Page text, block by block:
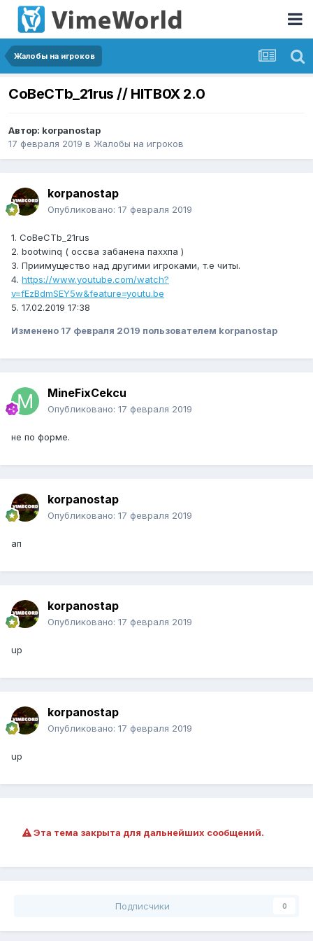
Жалобы на игроков
СoBeCTb_21rus // HITB0X 2.0
Автор: korpanostap
17 февраля 2019 в Жалобы на игроков
korpanostap
Опубликовано: 17 февраля 2019
1. CoBeCTb_21rus
2. bootwinq ( оссва забанена паххпа )
3. Приимущество над другими игроками, т.е читы.
4. https://www.youtube.com/watch?
v=fEzBdmSEY5w&feature=youtu.be
5. 17.02.2019 17:38
Изменено 17 февраля 2019 пользователем korpanostap
MineFixCekcu
Опубликовано: 17 февраля 2019
не по форме.
korpanostap
Опубликовано: 17 февраля 2019
ап
korpanostap
Опубликовано: 17 февраля 2019
up
korpanostap
Опубликовано: 17 февраля 2019
up
Эта тема закрыта для дальнейших сообщений.
Подписчики 0